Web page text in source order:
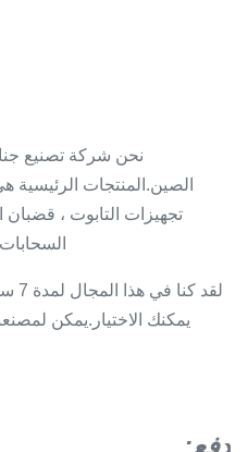
نحن شركة تصنيع
الصين.المنتجات الرئيسية
تجهيزات التابوت ، قضبان
يمكنك الاختيار.يمكن
دفع: